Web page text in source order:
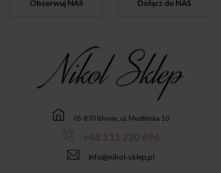
Obserwuj NAS Dołącz do NAS
05-870 Błonie, ul. Modlińska 10
+48 511 220 696
info@nikol-sklep.pl